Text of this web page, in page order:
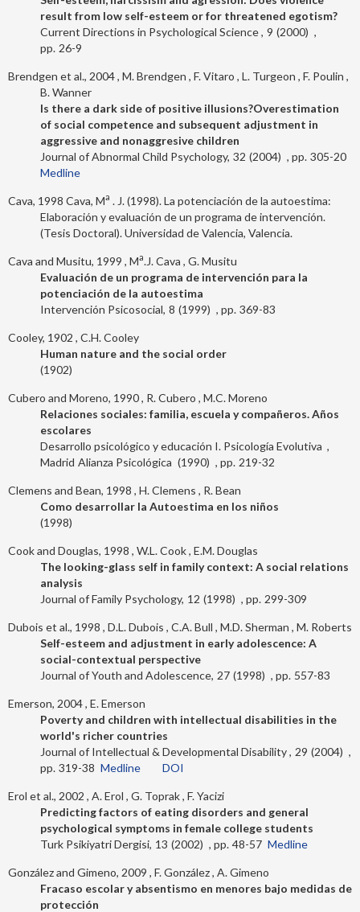
result from low self-esteem or for threatened egotism?
Current Directions in Psychological Science 9 2000
26-9
Brendgen et al., 2004 M. Brendgen F. Vitaro L. Turgeon F. Poulin
B. Wanner
Is there a dark side of positive illusions?Overestimation
of social competence and subsequent adjustment in
aggressive and nonaggresive children
Journal of Abnormal Child Psychology 32 2004
305-20
Medline
Cava, 1998 Cava, Ma . J. (1998). La potenciación de la autoestima:
Elaboración y evaluación de un programa de intervención.
(Tesis Doctoral). Universidad de Valencia, Valencia.
Cava and Musitu, 1999 Ma.J. Cava G. Musitu
Evaluación de un programa de intervención para la
potenciación de la autoestima
Intervención Psicosocial 8 1999 369-83
Cooley, 1902 C.H. Cooley
Human nature and the social order
1902
Cubero and Moreno, 1990 R. Cubero M.C. Moreno
Relaciones sociales: familia, escuela y compañeros. Años
escolares
Desarrollo psicológico y educación I. Psicología Evolutiva
Alianza Psicológica
Madrid 1990 219-32
Clemens and Bean, 1998 H. Clemens
R. Bean
Como desarrollar la Autoestima en los niños
1998
Cook and Douglas, 1998 W.L. Cook E.M. Douglas
The looking-glass self in family context: A social relations
analysis
Journal of Family Psychology 12 1998 299-309
Dubois et al., 1998 D.L. Dubois C.A. Bull M.D. Sherman M. Roberts
Self-esteem and adjustment in early adolescence: A
social-contextual perspective
Journal of Youth and Adolescence 27 1998 557-83
Emerson, 2004 E. Emerson
Poverty and children with intellectual disabilities in the
world's richer countries
Journal of Intellectual & Developmental Disability
29 2004
319-38 Medline DOI
Erol et al., 2002 A. Erol G. Toprak F. Yacizi
Predicting factors of eating disorders and general
psychological symptoms in female college students
Turk Psikiyatri Dergisi 13 2002 48-57 Medline
González and Gimeno, 2009 F. González A. Gimeno
Fracaso escolar y absentismo en menores bajo medidas de
protección